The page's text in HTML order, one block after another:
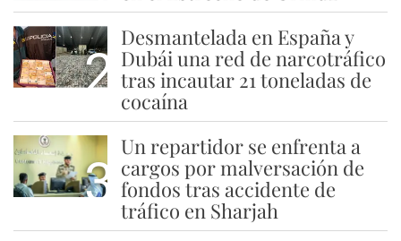
2
Desmantelada en España y
Dubái una red de narcotráfico
tras incautar 21 toneladas de
cocaína
3
Un repartidor se enfrenta a
cargos por malversación de
fondos tras accidente de
tráfico en Sharjah